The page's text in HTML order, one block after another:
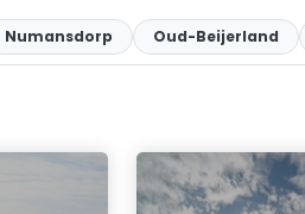
Numansdorp Oud-Beijerland